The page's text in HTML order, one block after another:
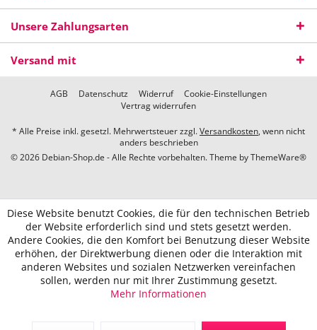
Unsere Zahlungsarten
Versand mit
AGB Datenschutz Widerruf
Cookie-Einstellungen
Vertrag widerrufen
* Alle Preise inkl. gesetzl. Mehrwertsteuer zzgl.Versandkosten, wenn nicht
anders beschrieben
© 2026 Debian-Shop.de - Alle Rechte vorbehalten. Theme byThemeWare®
Diese Website benutzt Cookies, die für den technischen Betrieb
der Website erforderlich sind und stets gesetzt werden.
Andere Cookies, die den Komfort bei Benutzung dieser Website
erhöhen, der Direktwerbung dienen oder die Interaktion mit
anderen Websites und sozialen Netzwerken vereinfachen
sollen, werden nur mit Ihrer Zustimmung gesetzt.
Mehr Informationen